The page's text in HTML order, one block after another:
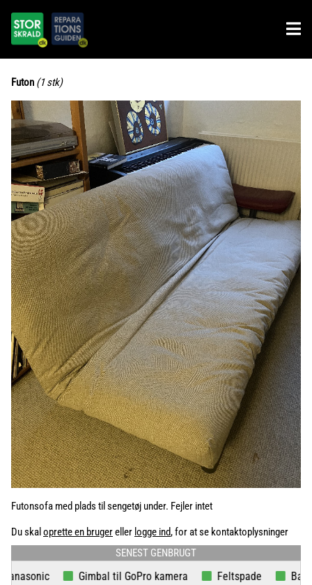
Futon (1 stk)
Futonsofa med plads til sengetøj under. Fejler intet
Du skal oprette en brugereller logge ind, for at se kontaktoplysninger
SENEST GENBRUGT
Gimbal til GoPro kamera Feltspade Babboe